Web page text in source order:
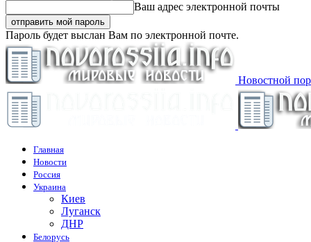
Ваш адрес электронной почты
Пароль будет выслан Вам по электронной почте.
Новостной
Главная
Новости
Россия
Украина
Киев
Луганск
ДНР
Белорусь